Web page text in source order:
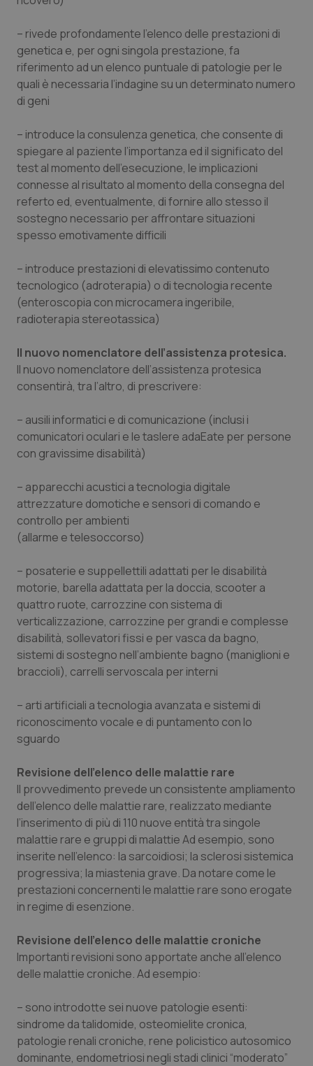
– rivede profondamente l’elenco delle prestazioni di
genetica e, per ogni singola prestazione, fa
riferimento ad un elenco puntuale di patologie per le
quali è necessaria l’indagine su un determinato numero
di geni
– introduce la consulenza genetica, che consente di
spiegare al paziente l’importanza ed il significato del
test al momento dell’esecuzione, le implicazioni
connesse al risultato al momento della consegna del
referto ed, eventualmente, di fornire allo stesso il
sostegno necessario per affrontare situazioni
spesso emotivamente difficili
– introduce prestazioni di elevatissimo contenuto
tecnologico (adroterapia) o di tecnologia recente
(enteroscopia con microcamera ingeribile,
radioterapia stereotassica)
Il nuovo nomenclatore dell’assistenza protesica.
Il nuovo nomenclatore dell’assistenza protesica
consentirà, tra l’altro, di prescrivere:
– ausili informatici e di comunicazione (inclusi i
comunicatori oculari e le tasIere adaEate per persone
con gravissime disabilità)
– apparecchi acustici a tecnologia digitale
attrezzature domotiche e sensori di comando e
controllo per ambienti
(allarme e telesoccorso)
– posaterie e suppellettili adattati per le disabilità
motorie, barella adattata per la doccia, scooter a
quattro ruote, carrozzine con sistema di
verticalizzazione, carrozzine per grandi e complesse
disabilità, sollevatori fissi e per vasca da bagno,
sistemi di sostegno nell’ambiente bagno (maniglioni e
braccioli), carrelli servoscala per interni
– arti artificiali a tecnologia avanzata e sistemi di
riconoscimento vocale e di puntamento con lo
sguardo
Revisione dell’elenco delle malattie rare
Il provvedimento prevede un consistente ampliamento
dell’elenco delle malattie rare, realizzato mediante
l’inserimento di più di 110 nuove entità tra singole
malattie rare e gruppi di malattie Ad esempio, sono
inserite nell’elenco: la sarcoidiosi; la sclerosi sistemica
progressiva; la miastenia grave. Da notare come le
prestazioni concernenti le malattie rare sono erogate
in regime di esenzione.
Revisione dell’elenco delle malattie croniche
Importanti revisioni sono apportate anche all’elenco
delle malattie croniche. Ad esempio:
– sono introdotte sei nuove patologie esenti:
sindrome da talidomide, osteomielite cronica,
patologie renali croniche, rene policistico autosomico
dominante, endometriosi negli stadi clinici “moderato”